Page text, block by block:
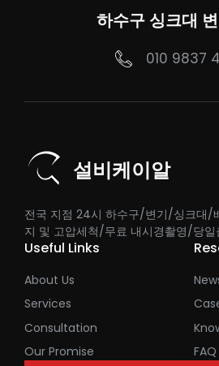
하수구 싱크대
010 9837
설비케이알
전국 지점 24시 하수구/변기/싱크대/
지 및 고압세척/무료 내시경촬영/당
Useful Links
About Us
Services
Consultation
Our Promise
FAQ